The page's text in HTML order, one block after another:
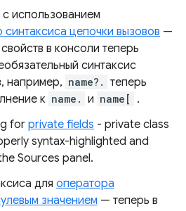
использованием
синтаксиса цепочки вызовов —
в консоли теперь
синтаксис
например, name?. теперь
к name. и name[
.
for private fields - private class
syntax-highlighted and
Sources panel.
для оператора
значением — теперь в